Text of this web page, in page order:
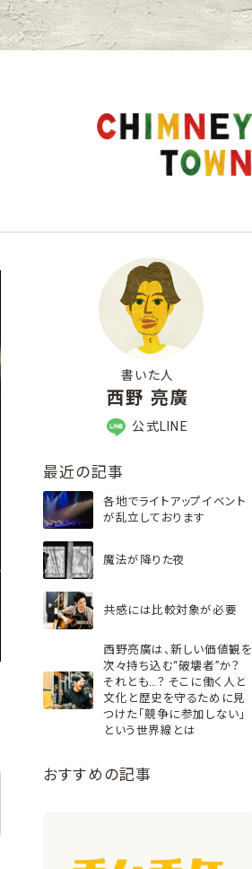
書いた人
西野 亮廣
公式LINE
最近の記事
各地でライトアップイベント
が乱立しております
魔法が降りた夜
共感には比較対象が必要
西野亮廣は、新しい価値観を
次々持ち込む“破壊者”か？
それとも…？ そこに働く人と
文化と歴史を守るために見
つけた「競争に参加しない」
という世界線とは
おすすめの記事